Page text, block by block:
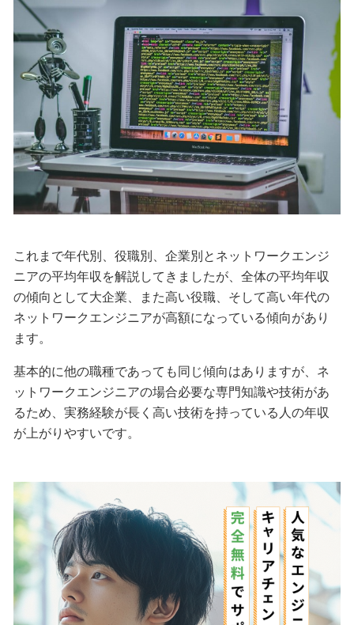
これまで年代別、役職別、企業別とネットワークエンジ
ニアの平均年収を解説してきましたが、全体の平均年収
の傾向として大企業、また高い役職、そして高い年代の
ネットワークエンジニアが高額になっている傾向があり
ます。
基本的に他の職種であっても同じ傾向はありますが、ネ
ットワークエンジニアの場合必要な専門知識や技術があ
るため、実務経験が長く高い技術を持っている人の年収
が上がりやすいです。